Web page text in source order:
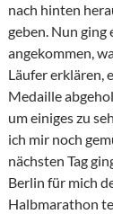
nach hinten
geben. Nun ging
angekommen,
Läufer erklären,
Medaille
um einiges zu
ich mir noch
nächsten Tag
Berlin für mich
Halbmarathon